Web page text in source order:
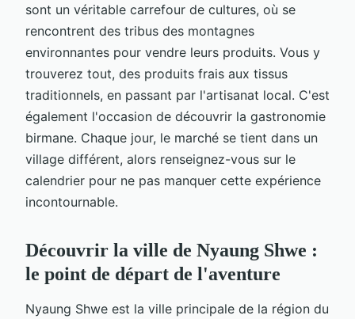
sont un véritable carrefour de cultures, où se
rencontrent des tribus des montagnes
environnantes pour vendre leurs produits. Vous y
trouverez tout, des produits frais aux tissus
traditionnels, en passant par l'artisanat local. C'est
également l'occasion de découvrir la gastronomie
birmane. Chaque jour, le marché se tient dans un
village différent, alors renseignez-vous sur le
calendrier pour ne pas manquer cette expérience
incontournable.
Découvrir la ville de Nyaung Shwe :
le point de départ de l'aventure
Nyaung Shwe est la ville principale de la région du